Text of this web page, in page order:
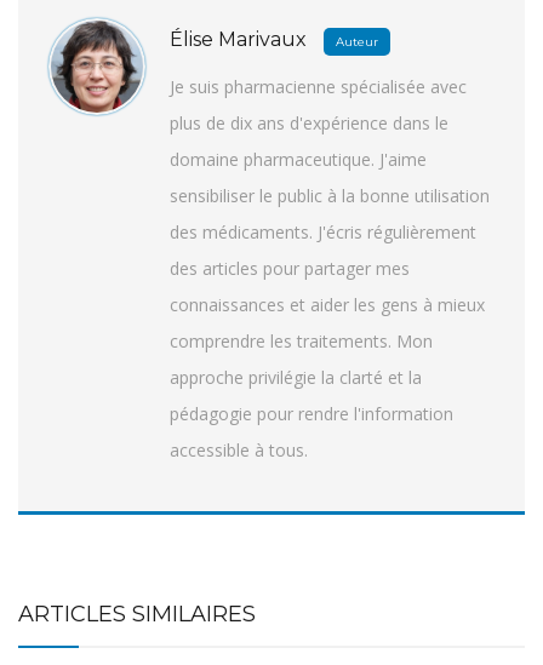
Élise Marivaux Auteur
Je suis pharmacienne spécialisée avec
plus de dix ans d'expérience dans le
domaine pharmaceutique. J'aime
sensibiliser le public à la bonne utilisation
des médicaments. J'écris régulièrement
des articles pour partager mes
connaissances et aider les gens à mieux
comprendre les traitements. Mon
approche privilégie la clarté et la
pédagogie pour rendre l'information
accessible à tous.
ARTICLES SIMILAIRES